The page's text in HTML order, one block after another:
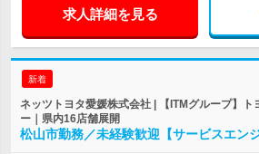
求人詳細を見る
新着
ネッツトヨタ愛媛株式会社 | 【ITMグループ】ト
ー｜県内16店舗展開
松山市勤務／未経験歓迎【サービスエン